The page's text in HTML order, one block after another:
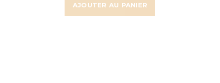
AJOUTER AU PANIER